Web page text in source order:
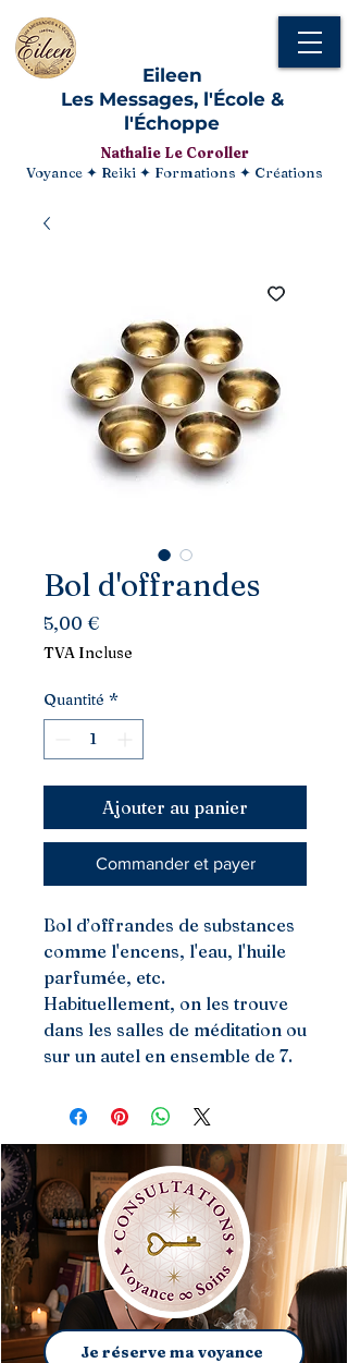
Eileen
Les Messages, l'École &
l'Échoppe
Nathalie Le Coroller
Voyance ✦ Reiki ✦ Formations ✦ Créations
Bol d'offrandes
5,00 €Prix
TVA Incluse
Quantité *
Ajouter au panier
Commander et payer
Bol d’offrandes de substances
comme l'encens, l'eau, l'huile
parfumée, etc.
Habituellement, on les trouve
dans les salles de méditation ou
sur un autel en ensemble de 7.
Je réserve ma voyance